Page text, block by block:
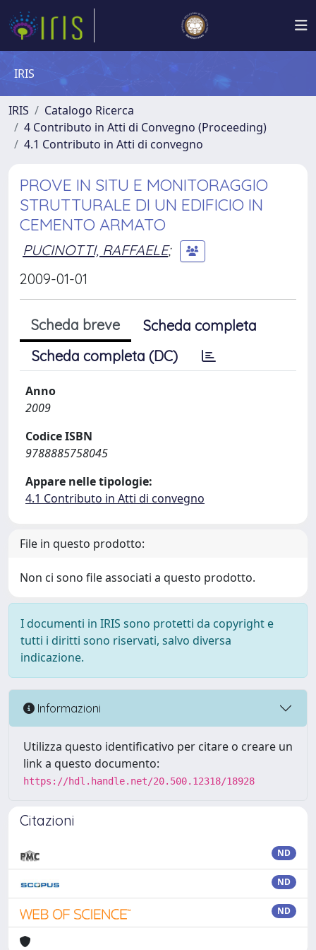
IRIS
IRIS
Catalogo Ricerca
4 Contributo in Atti di Convegno (Proceeding)
4.1 Contributo in Atti di convegno
PROVE IN SITU E MONITORAGGIO
STRUTTURALE DI UN EDIFICIO IN
CEMENTO ARMATO
PUCINOTTI, RAFFAELE;
2009-01-01
Scheda breve
Scheda completa
Scheda completa (DC)
Anno
2009
Codice ISBN
9788885758045
Appare nelle tipologie:
4.1 Contributo in Atti di convegno
File in questo prodotto:
Non ci sono file associati a questo prodotto.
I documenti in IRIS sono protetti da copyright e
tutti i diritti sono riservati, salvo diversa
indicazione.
Informazioni
Utilizza questo identificativo per citare o creare un
link a questo documento:
https://hdl.handle.net/20.500.12318/18928
Citazioni
ND
ND
ND